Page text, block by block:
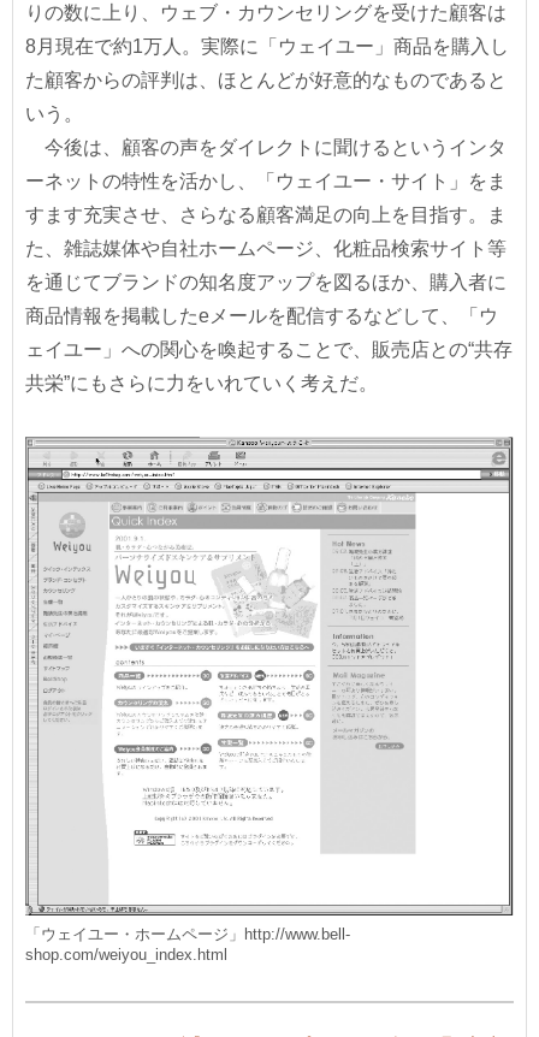
りの数に上り、ウェブ・カウンセリングを受けた顧客は
8月現在で約1万人。実際に「ウェイユー」商品を購入し
た顧客からの評判は、ほとんどが好意的なものであると
いう。
今後は、顧客の声をダイレクトに聞けるというインタ
ーネットの特性を活かし、「ウェイユー・サイト」をま
すます充実させ、さらなる顧客満足の向上を目指す。ま
た、雑誌媒体や自社ホームページ、化粧品検索サイト等
を通じてブランドの知名度アップを図るほか、購入者に
商品情報を掲載したeメールを配信するなどして、「ウ
ェイユー」への関心を喚起することで、販売店との“共存
共栄”にもさらに力をいれていく考えだ。
「ウェイユー・ホームページ」http://www.bell-
shop.com/weiyou_index.html